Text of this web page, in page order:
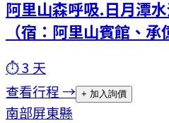
阿里山森呼吸.日月潭
（宿：阿里山賓館、承
⏱3 天
查看行程 → + 加入詢價
南部屏東縣